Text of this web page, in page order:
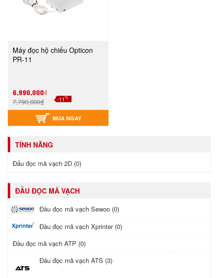
Máy đọc hộ chiếu Opticon
PR-11
6,990,000₫
7,790,000₫ -11%
MUA NGAY
TÍNH NĂNG
Đẩu đọc mã vạch 2D (0)
ĐẦU ĐỌC MÃ VẠCH
Đầu đọc mã vạch Sewoo (0)
Đầu đọc mã vạch Xprinter (0)
Đầu đọc mã vạch ATP (0)
Đầu đọc mã vạch ATS (3)